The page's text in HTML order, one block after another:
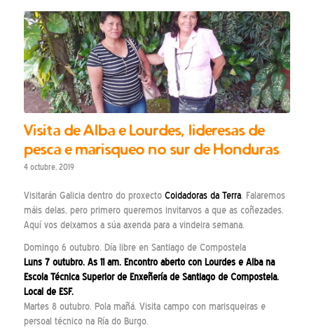
Visita de Alba e Lourdes, lideresas de
pesca e marisqueo no sur de Honduras
4 octubre, 2019
Visitarán Galicia dentro do proxecto Coidadoras da Terra. Falaremos
máis delas, pero primero queremos invitarvos a que as coñezades.
Aquí vos deixamos a súa axenda para a vindeira semana.
Domingo 6 outubro. Día libre en Santiago de Compostela
Luns 7 outubro. As 11 am. Encontro aberto con Lourdes e Alba na
Escola Técnica Superior de Enxeñería de Santiago de Compostela.
Local de ESF.
Martes 8 outubro. Pola mañá. Visita campo con marisqueiras e
persoal técnico na Ría do Burgo.